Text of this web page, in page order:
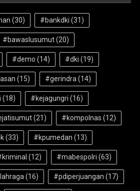
(30) #bankdki (31)
#bawaslusumut(20)
#demo (14) #dki (19)
(15) #gerindra (14)
(18) #kejagungri (16)
(21) #kompolnas (12)
(33) #kpumedan (13)
(12) #mabespolri (63)
(16) #pdiperjuangan (17)